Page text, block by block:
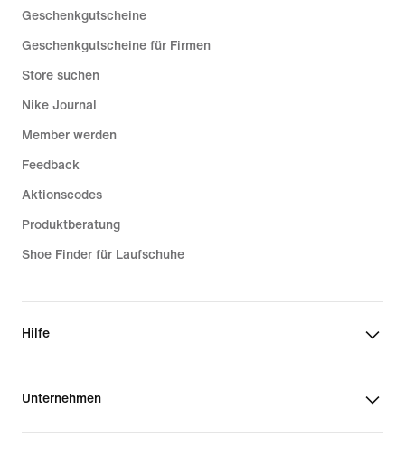
Geschenkgutscheine
Geschenkgutscheine für Firmen
Store suchen
Nike Journal
Member werden
Feedback
Aktionscodes
Produktberatung
Shoe Finder für Laufschuhe
Hilfe
Unternehmen